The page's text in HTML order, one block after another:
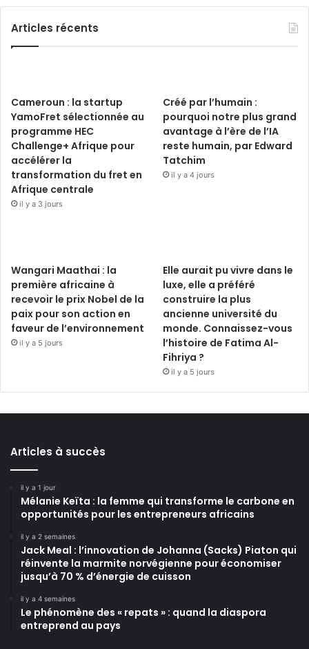
Articles récents
Cameroun : la startup
YamoFret sélectionnée au
programme HEC
Challenge+ Afrique pour
accélérer la
transformation du fret en
Afrique centrale
il y a 3 jours
Créé par l’humain :
pourquoi notre plus grand
avantage à l’ère de l’IA
reste humain, par Edward
Tatchim
il y a 4 jours
Wangari Maathai : la
première africaine à
recevoir le prix Nobel de la
paix pour son action en
faveur de l’environnement
il y a 5 jours
Elle aurait pu vivre dans le
luxe, elle a préféré
construire la plus
ancienne université du
monde. Connaissez-vous
l’histoire de Fatima Al-
Fihriya ?
il y a 5 jours
Articles à succès
il y a 1 jour
Mélanie Keïta : la femme qui transforme le carbone en
opportunités pour les entrepreneurs africains
il y a 2 semaines
Jack Meal : l’innovation de Johanna (Sacks) Piaton qui
réinvente la marmite norvégienne pour économiser
jusqu’à 70 % d’énergie de cuisson
il y a 4 semaines
Le phénomène des « repats » : quand la diaspora
entreprend au pays